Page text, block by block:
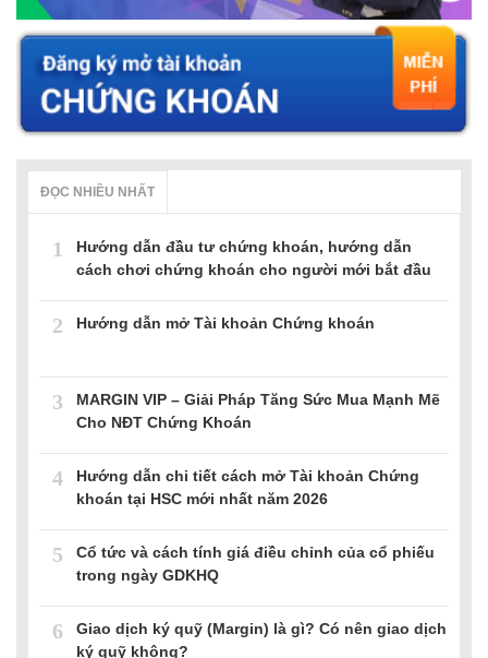
ĐỌC NHIỀU NHẤT
1
Hướng dẫn đầu tư chứng khoán, hướng dẫn
cách chơi chứng khoán cho người mới bắt đầu
2 Hướng dẫn mở Tài khoản Chứng khoán
3
MARGIN VIP – Giải Pháp Tăng Sức Mua Mạnh Mẽ
Cho NĐT Chứng Khoán
4
Hướng dẫn chi tiết cách mở Tài khoản Chứng
khoán tại HSC mới nhất năm 2026
5
Cổ tức và cách tính giá điều chỉnh của cổ phiếu
trong ngày GDKHQ
6
Giao dịch ký quỹ (Margin) là gì? Có nên giao dịch
ký quỹ không?